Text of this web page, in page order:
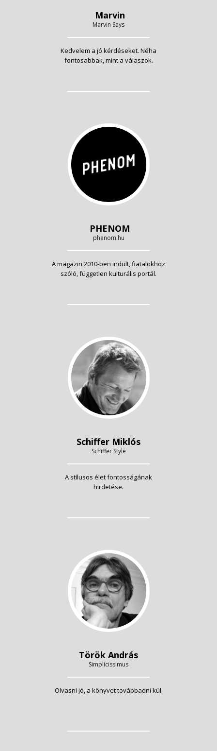
Marvin
Marvin Says
Kedvelem a jó kérdéseket. Néha
fontosabbak, mint a válaszok.
PHENOM
phenom.hu
A magazin 2010-ben indult, fiatalokhoz
szóló, független kulturális portál.
Schiffer Miklós
Schiffer Style
A stílusos élet fontosságának
hirdetése.
Török András
Simplicissimus
Olvasni jó, a könyvet továbbadni kúl.